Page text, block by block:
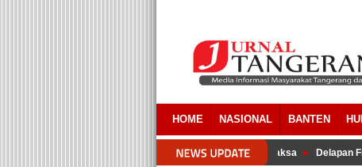
HOME NASIONAL BANTEN
Overlapping Pada Pembebasan Lahan RSUD Tigaraksa Delapan Fraksi